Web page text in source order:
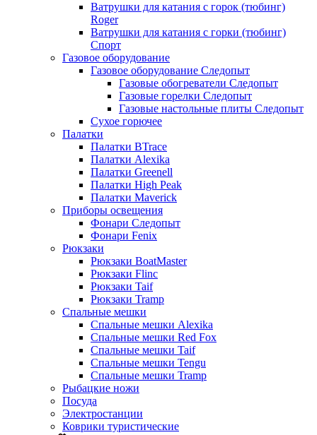
Ватрушки для катания с горок (тюбинг)
Roger
Ватрушки для катания с горки (тюбинг)
Спорт
Газовое оборудование
Газовое оборудование Следопыт
Газовые обогреватели Следопыт
Газовые горелки Следопыт
Газовые настольные плиты Следопыт
Сухое горючее
Палатки
Палатки BTrace
Палатки Alexika
Палатки Greenell
Палатки High Peak
Палатки Maverick
Приборы освещения
Фонари Следопыт
Фонари Fenix
Рюкзаки
Рюкзаки BoatMaster
Рюкзаки Flinc
Рюкзаки Taif
Рюкзаки Tramp
Спальные мешки
Спальные мешки Alexika
Спальные мешки Red Fox
Спальные мешки Taif
Спальные мешки Tengu
Спальные мешки Tramp
Рыбацкие ножи
Посуда
Электростанции
Коврики туристические